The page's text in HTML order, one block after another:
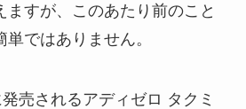
ますが、このあたり前のこと
ではありません。
売されるアディゼロ タクミ